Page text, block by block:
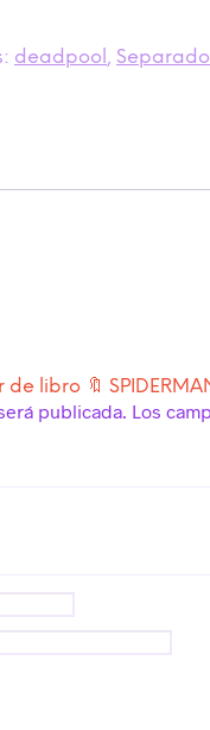
deadpool ,
libro 🔖
publicada. Los